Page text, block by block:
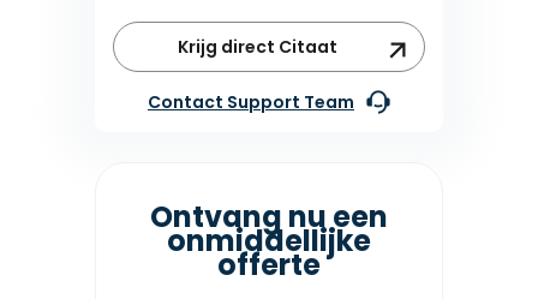
Krijg direct Citaat
Contact Support Team
Ontvang nu een
onmiddellijke
offerte